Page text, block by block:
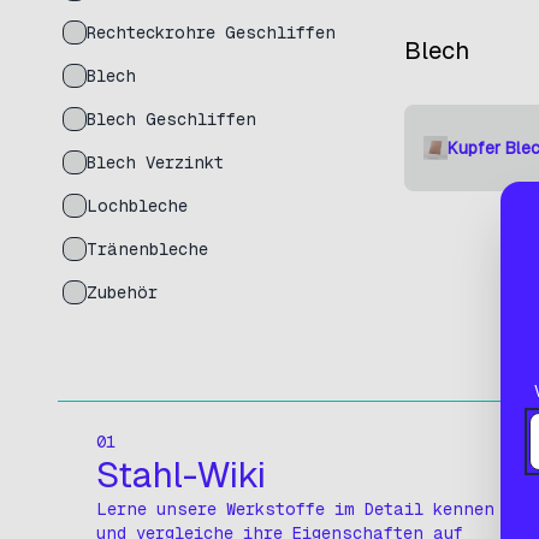
Rechteckrohre Geschliffen
Blech
Blech Geschliffen
Blech Verzinkt
Lochbleche
Tränenbleche
Zubehör
Blech
Kupfer
01
Stahl-Wiki
Lerne unsere Werkstoffe im Detail kennen
und vergleiche ihre Eigenschaften auf